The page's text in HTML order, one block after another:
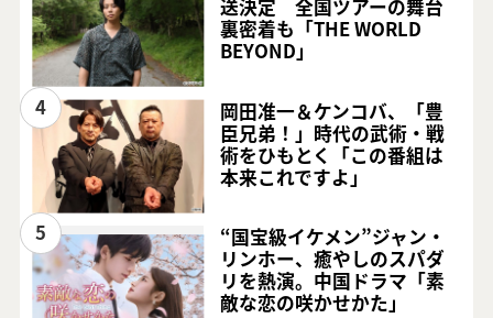
送決定 全国ツアーの舞台
裏密着も「THE WORLD
BEYOND」
4
岡田准一＆ケンコバ、「豊
臣兄弟！」時代の武術・戦
術をひもとく「この番組は
本来これですよ」
5
“国宝級イケメン”ジャン・
リンホー、癒やしのスパダ
リを熱演。中国ドラマ「素
敵な恋の咲かせかた」